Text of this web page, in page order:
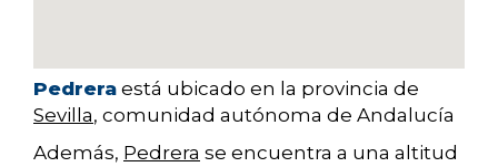
Pedrera está ubicado en la provincia de
Sevilla, comunidad autónoma de Andalucía
Además, Pedrera se encuentra a una altitud